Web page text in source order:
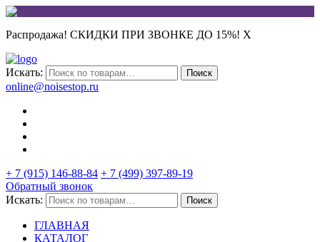
Распродажа! СКИДКИ ПРИ ЗВОНКЕ ДО 15%! X
Искать: Поиск
online@noisestop.ru
+ 7 (915) 146-88-84 + 7 (499) 397-89-19
Обратный звонок
Искать:
Поиск
ГЛАВНАЯ
КАТАЛОГ